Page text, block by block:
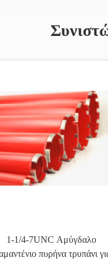
πυρήνα σετ με
πρότυπο 1 1/4" νήμα